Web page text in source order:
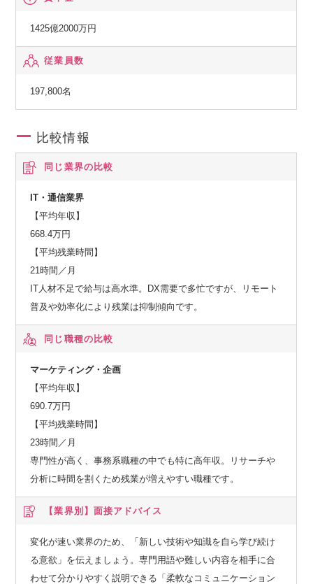
野 経験者採用サイト－
https://public-careers.nttdata.com/
・組織を知る「社会基盤ソリューション事業本部」
野のご紹介」
https://www.nttdata.com/global/ja/recruit/careers/business
-strategy/division01/
1425億2000万円
従業員数
197,800名
比較情報
同じ業界の比較
IT・通信業界
【平均年収】
668.4万円
【平均残業時間】
21時間／月
IT人材不足で給与は高水準。DX需要で多忙ですが、リモート
普及や効率化により残業は抑制傾向です。
同じ職種の比較
マーケティング・企画
【平均年収】
690.7万円
【平均残業時間】
23時間／月
専門性が高く、事務系職種の中でも特に高年収。リサーチや
分析に時間を割くため残業が増えやすい職種です。
【業界別】 面接アドバイス
変化が速い業界のため、「新しい技術や知識を自ら学び続け
る意欲」を伝えましょう。専門用語や難しい内容を相手に合
わせて分かりやすく説明できる「柔軟なコミュニケーション